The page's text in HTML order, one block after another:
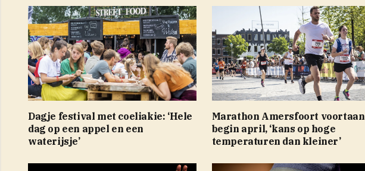
Dagje festival met coeliakie: ‘Hele
dag op een appel en een
waterijsje’
Marathon Amersfoort voortaan
begin april, ‘kans op hoge
temperaturen dan kleiner’